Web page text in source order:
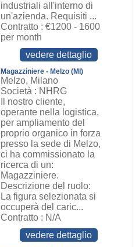
industriali all'interno di
un'azienda. Requisiti ...
Contratto : €1200 - 1600
per month
vedere dettaglio
Magazziniere - Melzo (MI)
Melzo, Milano
Società : NHRG
Il nostro cliente,
operante nella logistica,
per ampliamento del
proprio organico in forza
presso la sede di Melzo,
ci ha commissionato la
ricerca di un:
Magazziniere.
Descrizione del ruolo:
La figura selezionata si
occuperà del caric...
Contratto : N/A
vedere dettaglio